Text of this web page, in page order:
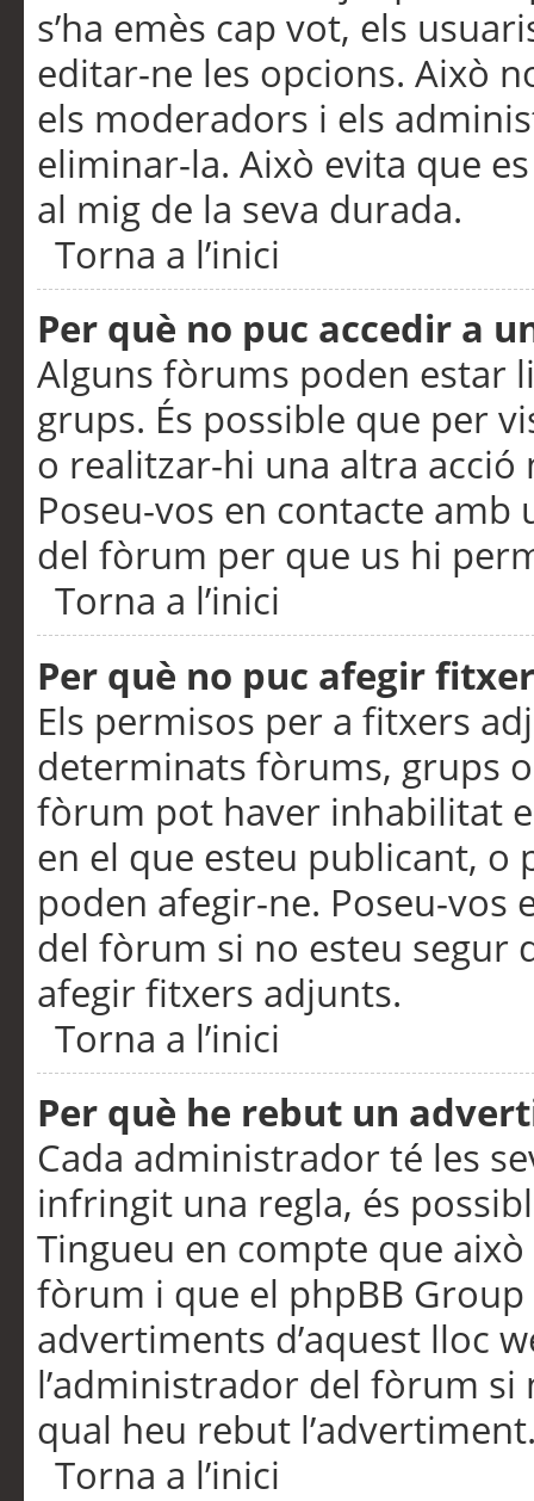
s’ha emès cap vot, els
editar-ne les opcions. Això
els moderadors i els
eliminar-la. Això evita que
al mig de la seva durada.
Torna a l’inici
Per què no puc accedir a
Alguns fòrums poden estar
grups. És possible que per
o realitzar-hi una altra acció
Poseu-vos en contacte
del fòrum per que us hi
Torna a l’inici
Per què no puc afegir
Els permisos per a fitxers
determinats fòrums, grups
fòrum pot haver inhabilitat
en el que esteu publicant,
poden afegir-ne. Poseu-vos
del fòrum si no esteu segur
afegir fitxers adjunts.
Torna a l’inici
Per què he rebut un
Cada administrador té les
infringit una regla, és
Tingueu en compte que
fòrum i que el phpBB
advertiments d’aquest lloc
l’administrador del fòrum
qual heu rebut
Torna a l’inici